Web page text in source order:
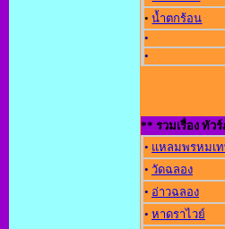
•น้ำตกร้อน
•
•
** รวมเรื่อง ทัวร์
• แหลมพรหมเ
• วัดฉลอง
• อ่าวฉลอง
• หาดราไวย์